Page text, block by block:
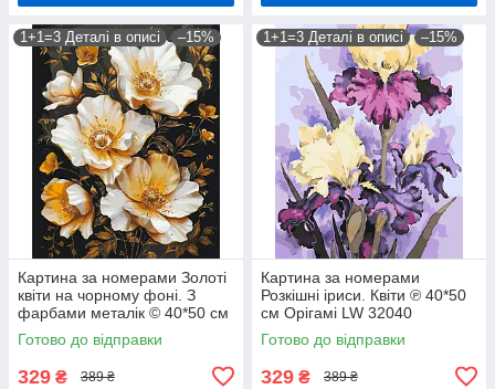
1+1=3 Деталі в описі –15%
Картина за номерами Золоті
квіти на чорному фоні. З
фарбами металік © 40*50 см
Орігамі LW 3335
Готово до відправки
329 ₴ 389 ₴
1+1=3 Деталі в описі –15%
Картина за номерами
Розкішні іриси. Квіти ℗ 40*50
см Орігамі LW 32040
Готово до відправки
329 ₴ 389 ₴